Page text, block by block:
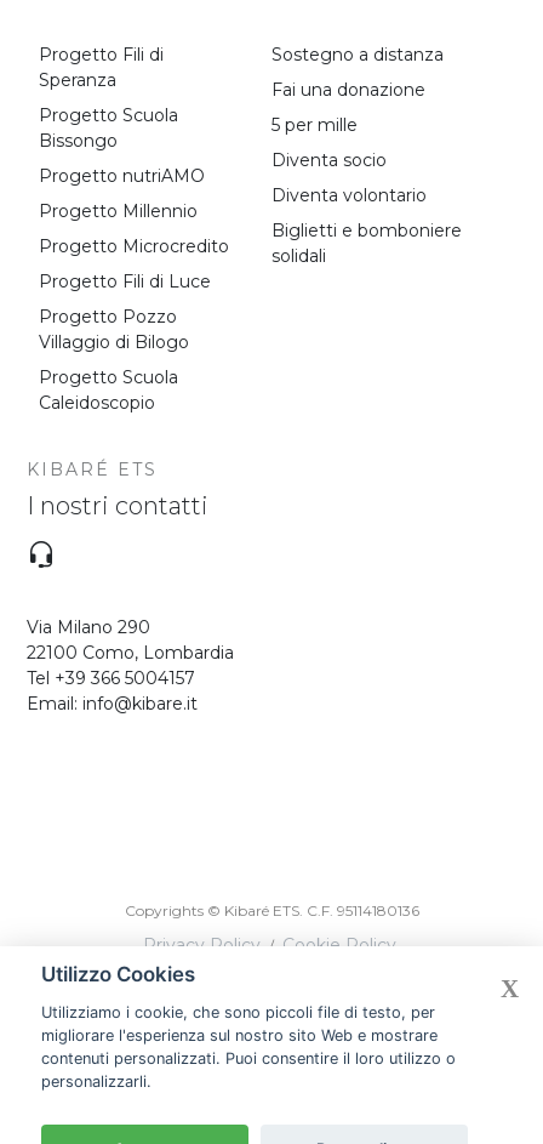
Progetto Fili di
Speranza
Progetto Scuola
Bissongo
Progetto nutriAMO
Progetto Millennio
Progetto Microcredito
Progetto Fili di Luce
Progetto Pozzo
Villaggio di Bilogo
Progetto Scuola
Caleidoscopio
Sostegno a distanza
Fai una donazione
5 per mille
Diventa socio
Diventa volontario
Biglietti e bomboniere
solidali
KIBARÉ ETS
I nostri contatti
Via Milano 290
22100 Como, Lombardia
Tel +39 366 5004157
Email: info@kibare.it
Copyrights © Kibaré ETS. C.F. 95114180136
Privacy Policy / Cookie Policy
Designed by Devmiup Srl
Utilizzo Cookies
Utilizziamo i cookie, che sono piccoli file di testo, per
migliorare l'esperienza sul nostro sito Web e mostrare
contenuti personalizzati. Puoi consentire il loro utilizzo o
personalizzarli.
X